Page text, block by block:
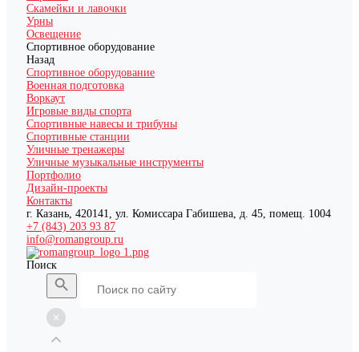
Скамейки и лавочки
Урны
Освещение
Спортивное оборудование
Назад
Спортивное оборудование
Военная подготовка
Воркаут
Игровые виды спорта
Спортивные навесы и трибуны
Спортивные станции
Уличные тренажеры
Уличные музыкальные инструменты
Портфолио
Дизайн-проекты
Контакты
г. Казань, 420141, ул. Комиссара Габишева, д. 45, помещ. 1004
+7 (843) 203 93 87
info@romangroup.ru
Поиск